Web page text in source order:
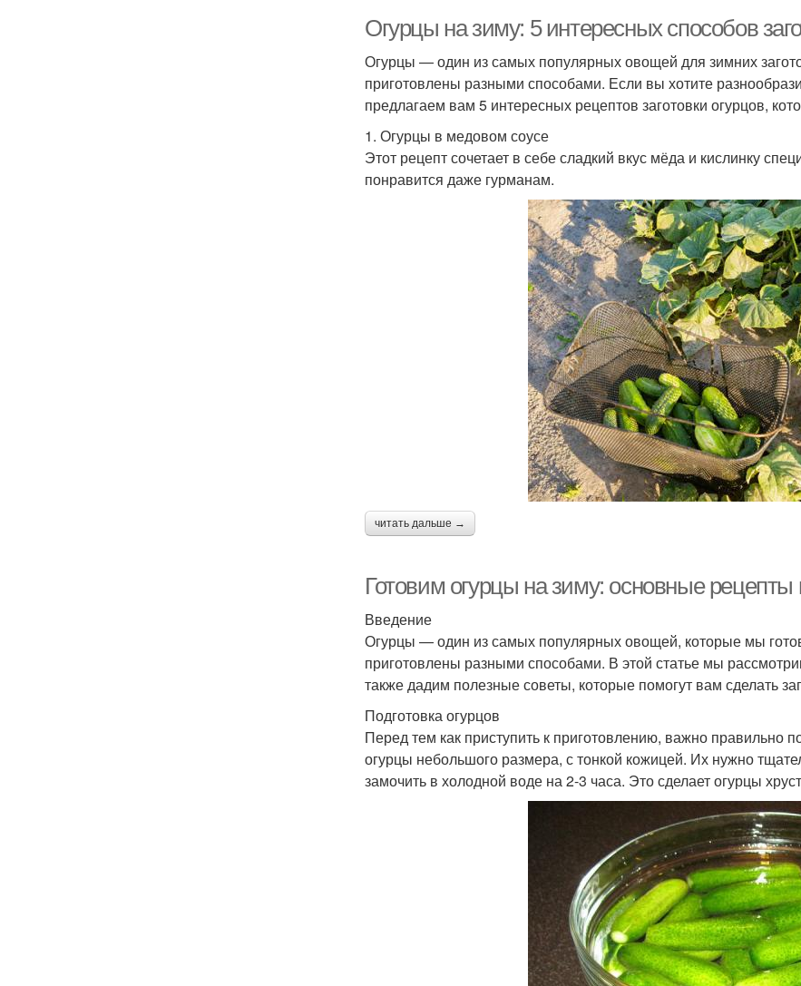
Огурцы на зиму: 5 интересных способов
Огурцы — один из самых популярных овощей для зимних
приготовлены разными способами. Если вы хотите
предлагаем вам 5 интересных рецептов заготовки огурцов,
1. Огурцы в медовом соусе
Этот рецепт сочетает в себе сладкий вкус мёда и кислинку
понравится даже гурманам.
читать дальше →
Готовим огурцы на зиму: основные рецепты
Введение
Огурцы — один из самых популярных овощей, которые мы
приготовлены разными способами. В этой статье мы
также дадим полезные советы, которые помогут вам сделать
Подготовка огурцов
Перед тем как приступить к приготовлению, важно правильно
огурцы небольшого размера, с тонкой кожицей. Их нужно
замочить в холодной воде на 2-3 часа. Это сделает огурцы